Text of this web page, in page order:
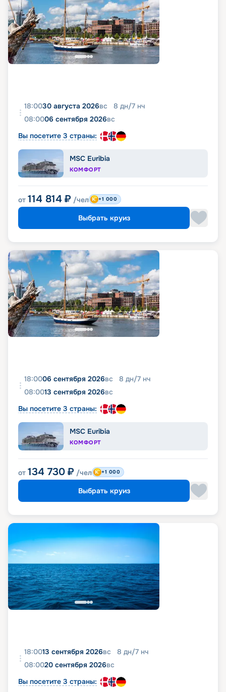
18:0030 августа 2026вс 8 дн/7 нч
08:0006 сентября 2026вс
Вы посетите 3 страны:
MSC Euribia
КОМФОРТ
от 114 814 ₽ /чел +1 000
Выбрать круиз
18:0006 сентября 2026вс 8 дн/7 нч
08:0013 сентября 2026вс
Вы посетите 3 страны:
MSC Euribia
КОМФОРТ
от 134 730 ₽ /чел +1 000
Выбрать круиз
18:0013 сентября 2026вс 8 дн/7 нч
08:0020 сентября 2026вс
Вы посетите 3 страны: